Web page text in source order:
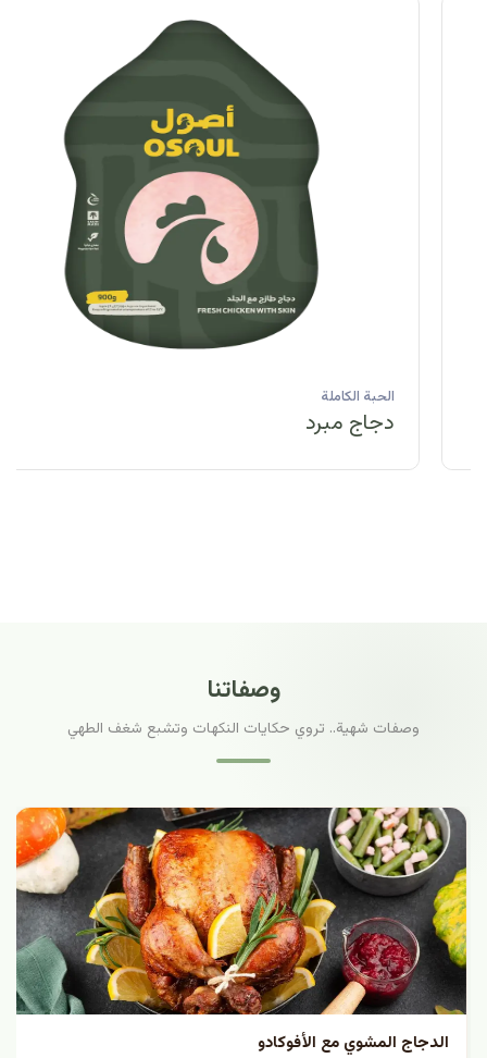
الحبة الكاملة
دجاج مبرد
وصفاتنا
وصفات شهية.. تروي حكايات النكهات وتشبع شغف الطهي
الدجاج المشوي مع الأفوكادو